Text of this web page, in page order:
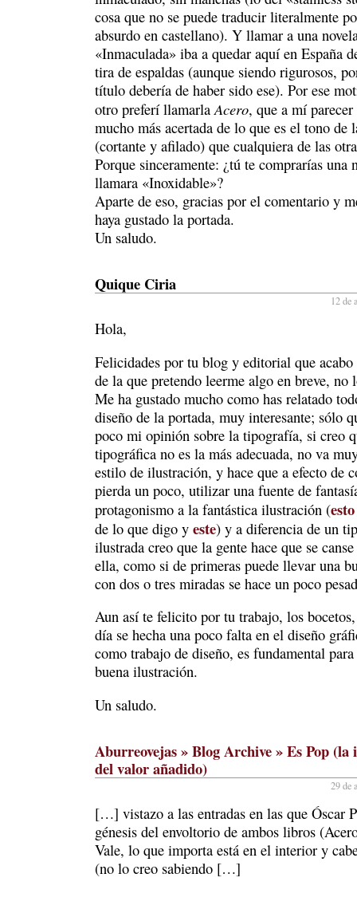
cosa que no se puede traducir literalmente
absurdo en castellano). Y llamar a una
«Inmaculada» iba a quedar aquí en España
tira de espaldas (aunque siendo rigurosos,
título debería de haber sido ese). Por ese
otro preferí llamarlaAcero, que a mí
mucho más acertada de lo que es el tono de
(cortante y afilado) que cualquiera de las
Porque sinceramente: ¿tú te comprarías una
llamara «Inoxidable»?
Aparte de eso, gracias por el comentario y
haya gustado la portada.
Un saludo.
Quique Ciria
12 de
Hola,
Felicidades por tu blog y editorial que
de la que pretendo leerme algo en breve, no
Me ha gustado mucho como has relatado
diseño de la portada, muy interesante; sólo
poco mi opinión sobre la tipografía, si creo
tipográfica no es la más adecuada, no va
estilo de ilustración, y hace que a efecto de
pierda un poco, utilizar una fuente de
protagonismo a la fantástica ilustración (esto
de lo que digo y este) y a diferencia de un
ilustrada creo que la gente hace que se
ella, como si de primeras puede llevar una
con dos o tres miradas se hace un poco
Aun así te felicito por tu trabajo, los
día se hecha una poco falta en el diseño
como trabajo de diseño, es fundamental
buena ilustración.
Un saludo.
Aburreovejas » Blog Archive » Es Pop
del valor añadido)
29 de
[…] vistazo a las entradas en las que Óscar
génesis del envoltorio de ambos libros
Vale, lo que importa está en el interior y
(no lo creo sabiendo […]